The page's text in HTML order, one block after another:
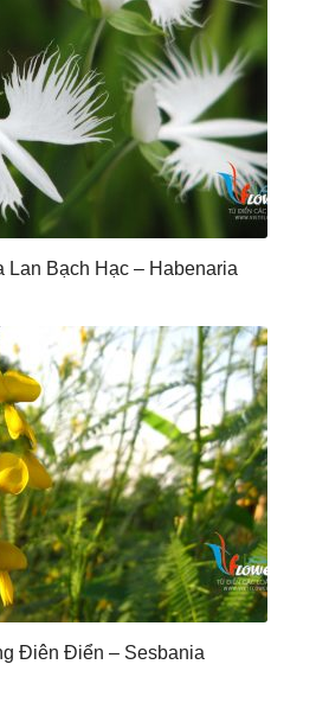
Lan Bạch Hạc – Habenaria
Điên Điển – Sesbania